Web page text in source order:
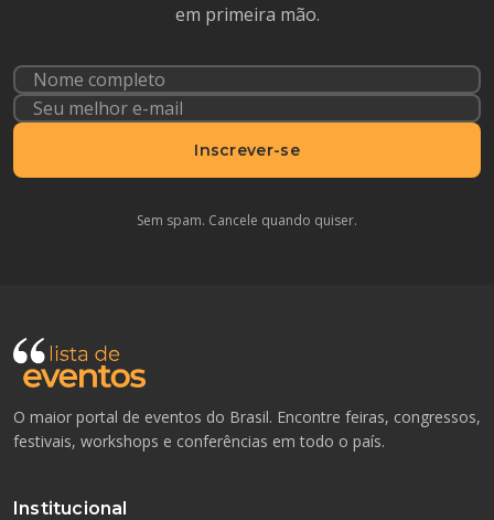
em primeira mão.
Inscrever-se
Sem spam. Cancele quando quiser.
O maior portal de eventos do Brasil. Encontre feiras, congressos,
festivais, workshops e conferências em todo o país.
Institucional